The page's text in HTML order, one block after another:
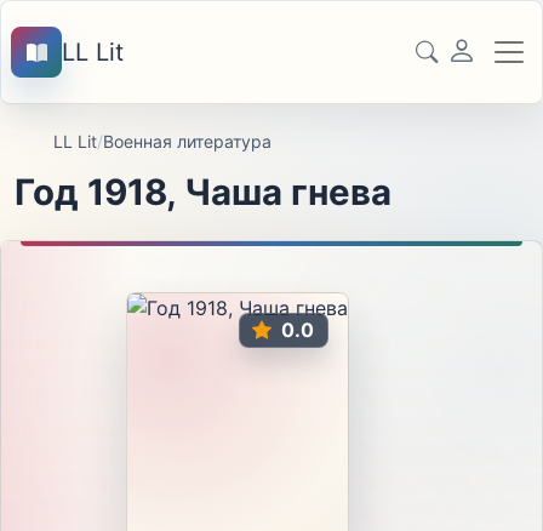
LL Lit
LL Lit/Военная литература
Год 1918, Чаша гнева
0.0